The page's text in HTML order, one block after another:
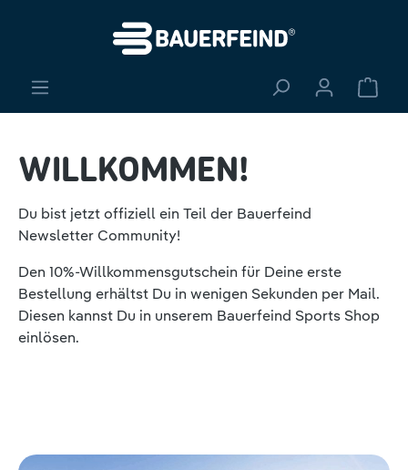
WILLKOMMEN!
Du bist jetzt offiziell ein Teil der Bauerfeind
Newsletter Community!
Den 10%-Willkommensgutschein für Deine erste
Bestellung erhältst Du in wenigen Sekunden per Mail.
Diesen kannst Du in unserem Bauerfeind Sports Shop
einlösen.